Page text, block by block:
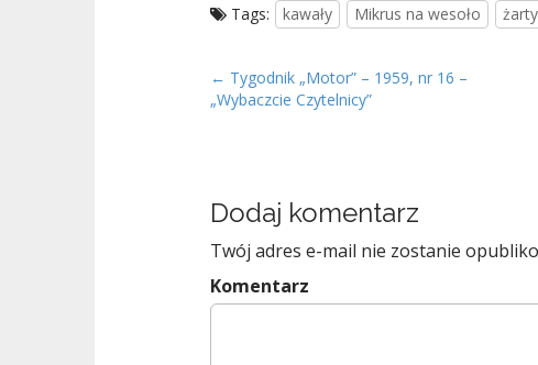
Tags: kawały Mikrus na wesoło żarty
P
o
a
v
i
g
← Tygodnik „Motor” – 1959, nr 16 –
„Wybaczcie Czytelnicy”
Dodaj komentarz
Twój adres e-mail nie zostanie
Komentarz